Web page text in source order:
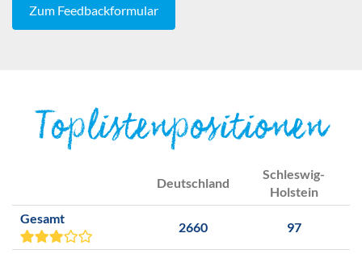
Zum Feedbackformular
Toplistenpositionen
Deutschland
Schleswig-
Holstein
Gesamt
2660 97